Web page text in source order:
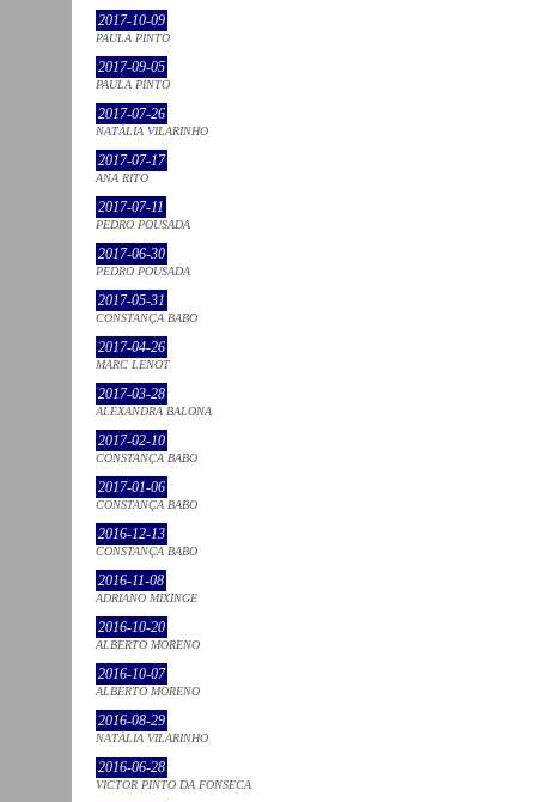
2017-10-09
PAULA PINTO
2017-09-05
PAULA PINTO
2017-07-26
NATÁLIA VILARINHO
2017-07-17
ANA RITO
2017-07-11
PEDRO POUSADA
2017-06-30
PEDRO POUSADA
2017-05-31
CONSTANÇA BABO
2017-04-26
MARC LENOT
2017-03-28
ALEXANDRA BALONA
2017-02-10
CONSTANÇA BABO
2017-01-06
CONSTANÇA BABO
2016-12-13
CONSTANÇA BABO
2016-11-08
ADRIANO MIXINGE
2016-10-20
ALBERTO MORENO
2016-10-07
ALBERTO MORENO
2016-08-29
NATÁLIA VILARINHO
2016-06-28
VICTOR PINTO DA FONSECA